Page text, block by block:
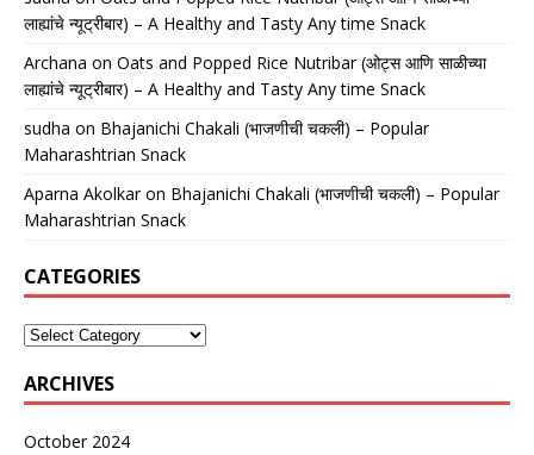
लाह्यांचे न्यूट्रीबार) – A Healthy and Tasty Any time Snack
Archana on Oats and Popped Rice Nutribar (ओट्स आणि साळीच्या
लाह्यांचे न्यूट्रीबार) – A Healthy and Tasty Any time Snack
sudha on Bhajanichi Chakali (भाजणीची चकली) – Popular
Maharashtrian Snack
Aparna Akolkaron Bhajanichi Chakali (भाजणीची चकली) – Popular
Maharashtrian Snack
CATEGORIES
ARCHIVES
October 2024